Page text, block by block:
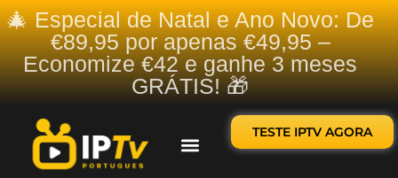
🎄 Especial de Natal e Ano Novo: De
€89,95 por apenas €49,95 –
Economize €42 e ganhe 3 meses
GRÁTIS! 🎁
TESTE IPTV AGORA